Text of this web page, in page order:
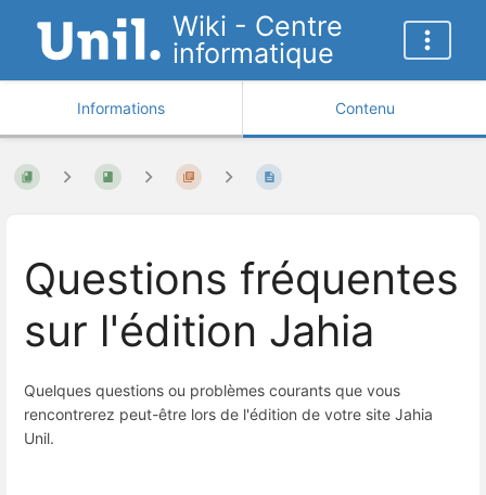
Wiki - Centre
informatique
Informations Contenu
Questions fréquentes
sur l'édition Jahia
Quelques questions ou problèmes courants que vous
rencontrerez peut-être lors de l'édition de votre site Jahia
Unil.